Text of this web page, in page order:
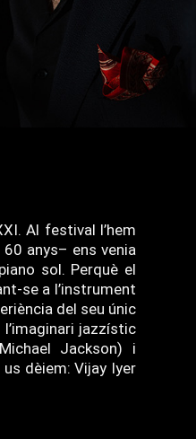
Al festival l’hem
anys– ens venia
sol. Perquè el
se a l’instrument
del seu únic
jazzístic
Jackson) i
dèiem: Vijay Iyer